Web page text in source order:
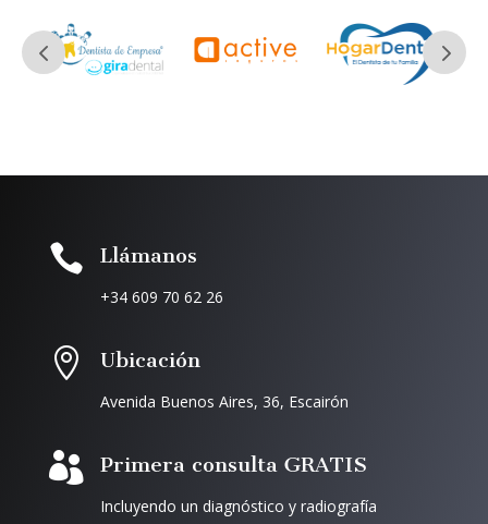
 Llámanos
+34 609 70 62 26
 Ubicación
Avenida Buenos Aires, 36, Escairón
 Primera consulta GRATIS
Incluyendo un diagnóstico y radiografía